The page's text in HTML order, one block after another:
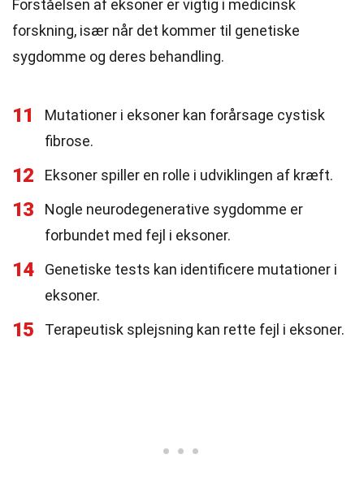
Forståelsen af eksoner er vigtig i medicinsk
forskning, især når det kommer til genetiske
sygdomme og deres behandling.
11
Mutationer i eksoner kan forårsage cystisk
fibrose.
12 Eksoner spiller en rolle i udviklingen af kræft.
13
Nogle neurodegenerative sygdomme er
forbundet med fejl i eksoner.
14
Genetiske tests kan identificere mutationer i
eksoner.
15 Terapeutisk splejsning kan rette fejl i eksoner.